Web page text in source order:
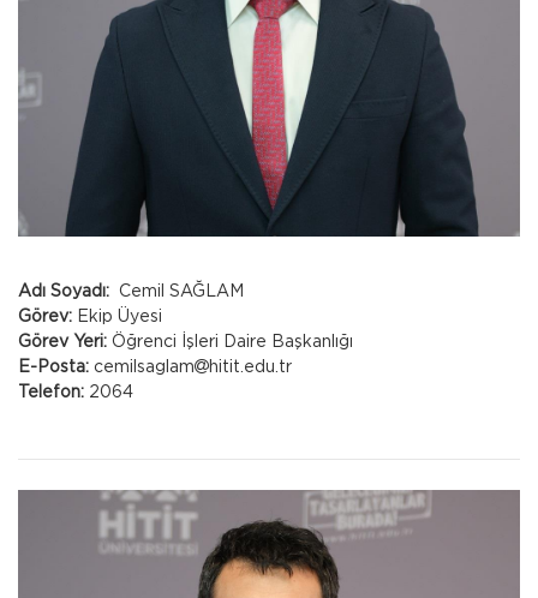
Adı Soyadı: Cemil SAĞLAM
Görev: Ekip Üyesi
Görev Yeri: Öğrenci İşleri Daire Başkanlığı
E-Posta: cemilsaglam
hitit.edu.tr
Telefon: 2064